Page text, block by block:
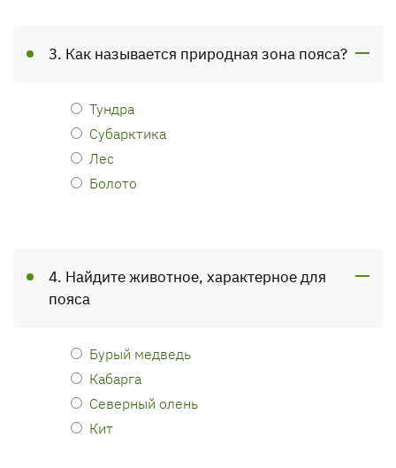
3. Как называется природная зона пояса?
Тундра
Субарктика
Лес
Болото
4. Найдите животное, характерное для
пояса
Бурый медведь
Кабарга
Северный олень
Кит